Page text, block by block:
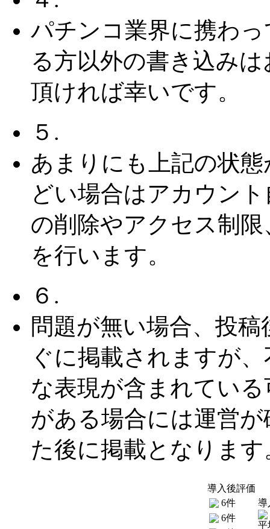
パチンコ業界に携わっ
る方以外の書き込みは
頂ければ幸いです。
５.
あまりにも上記の状態
どい場合はアカウント
の削除やアクセス制限
を行います。
６.
問題が無い場合、投稿
ぐに掲載されますが
な表現が含まれている
がある場合には運営が
た後に掲載となります
導入後評価
6件
6件
導
平